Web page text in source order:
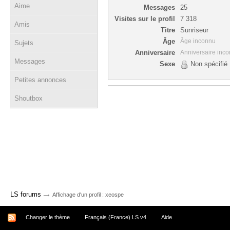
Aime
Amis
Sujets
Messages
Petites annonces
Shoutbox
Messages
25
Visites sur le profil
7 318
Titre
Sunriseur
Âge
Âge inconnu
Anniversaire Anniversaire
Sexe Non spécifié
LS forums → Affichage d'un profil : xeospe
Changer le thème Français (France) LS v4 Aide